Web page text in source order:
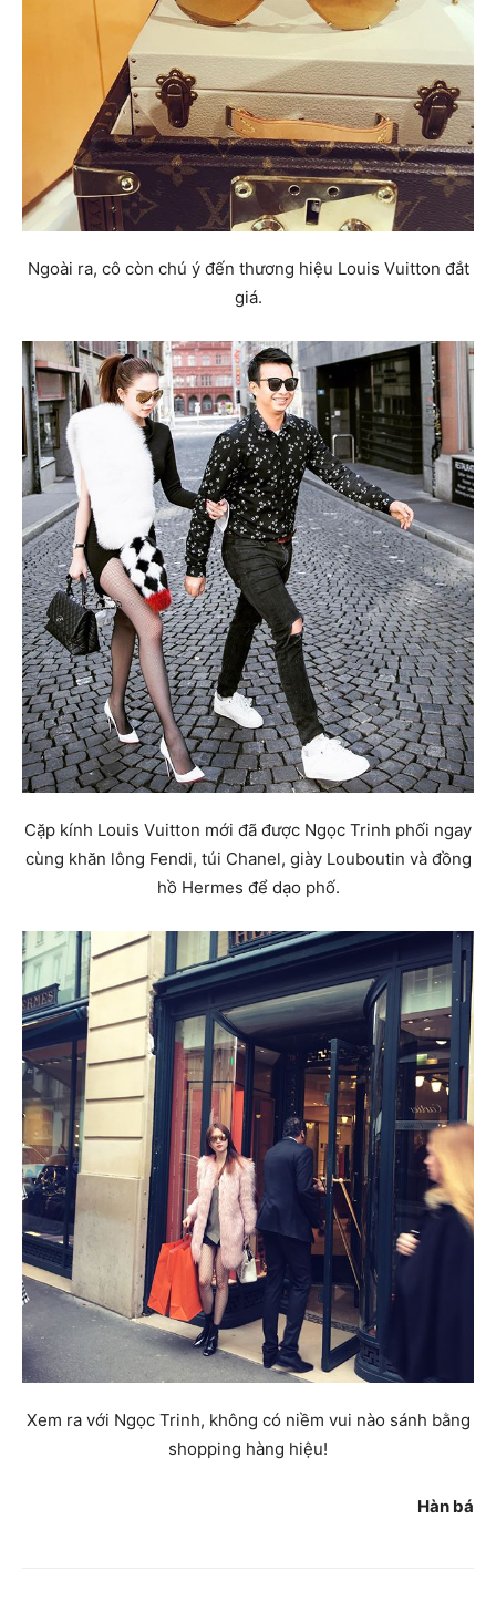
Ngoài ra, cô còn chú ý đến thương hiệu Louis Vuitton đắt
giá.
Cặp kính Louis Vuitton mới đã được Ngọc Trinh phối ngay
cùng khăn lông Fendi, túi Chanel, giày Louboutin và đồng
hồ Hermes để dạo phố.
Xem ra với Ngọc Trinh, không có niềm vui nào sánh bằng
shopping hàng hiệu!
Hàn bá